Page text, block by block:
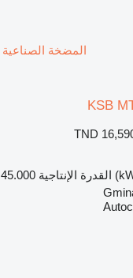
KSB
TND
القدرة الإنتاجية 45.000 م3 / ساعة